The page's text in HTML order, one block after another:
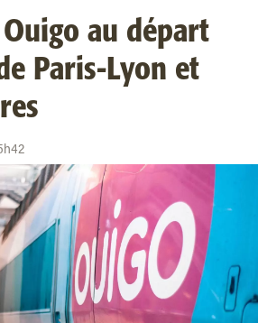
au départ
Paris-Lyon et